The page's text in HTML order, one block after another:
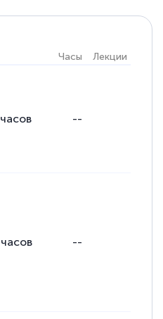
Часы Лекции
часов --
часов --